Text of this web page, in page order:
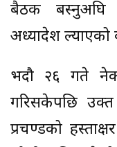
बैठक बस्नुअघि
अध्यादेश ल्याएको
भदौ २६ गते
गरिसकेपछि
प्रचण्डको